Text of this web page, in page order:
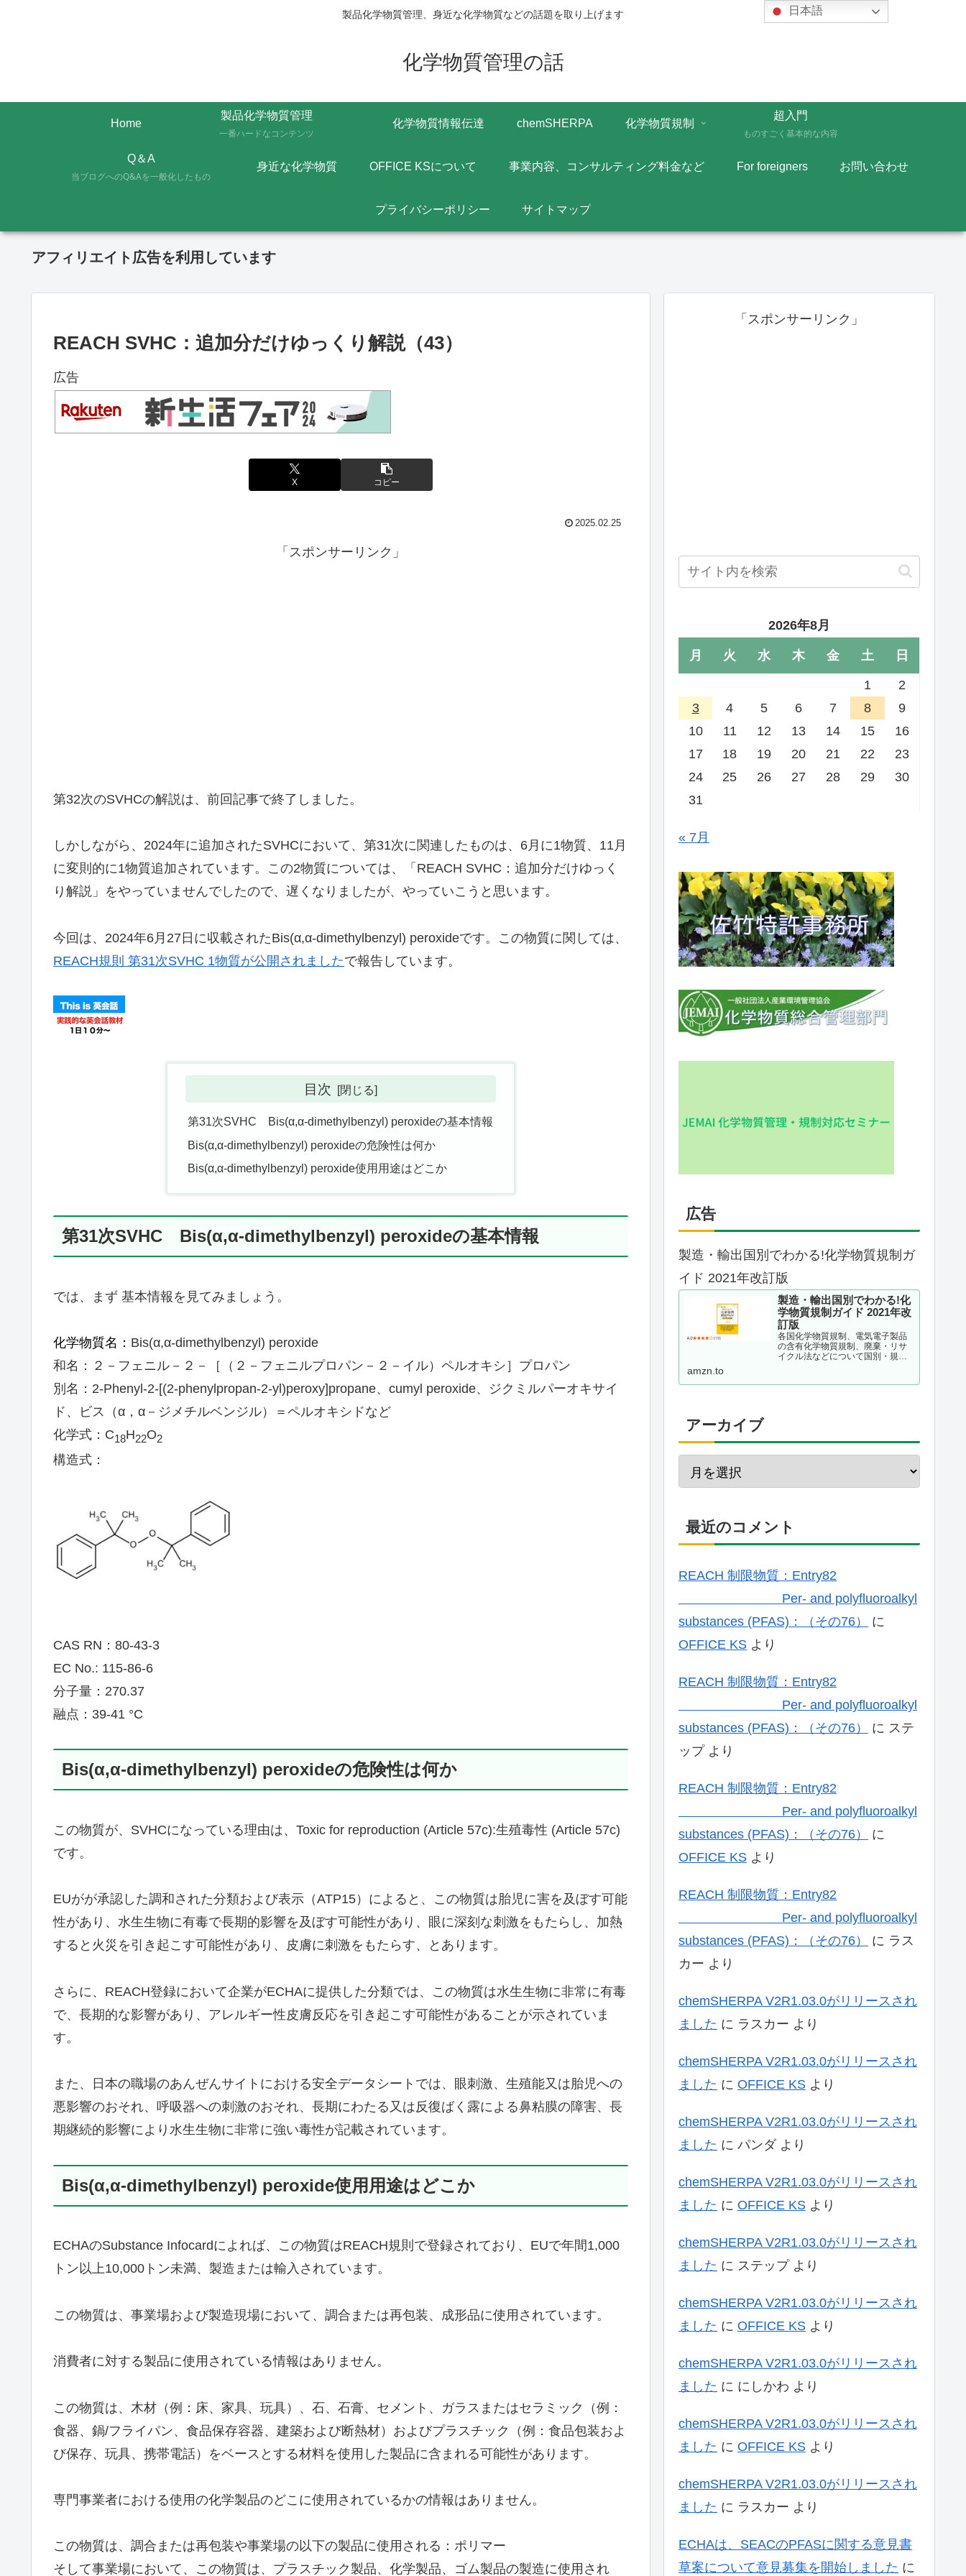
製品化学物質管理、身近な化学物質などの話題を取り上げます
化学物質管理の話
Home
製品化学物質管理
一番ハードなコンテンツ
化学物質情報伝達 chemSHERPA 化学物質規制
超入門
ものすごく基本的な内容
Q＆A
当ブログへのQ&Aを一般化したもの
身近な化学物質 OFFICE KSについて 事業内容、コンサルティング料金など For foreigners お問い合わせ
プライバシーポリシー サイトマップ
アフィリエイト広告を利用しています
REACH SVHC：追加分だけゆっくり解説（43）
広告
X コピー
2025.02.25
「スポンサーリンク」
第32次のSVHCの解説は、前回記事で終了しました。
しかしながら、2024年に追加されたSVHCにおいて、第31次に関連したものは、6月に1物質、11月
に変則的に1物質追加されています。この2物質については、「REACH SVHC：追加分だけゆっく
り解説」をやっていませんでしたので、遅くなりましたが、やっていこうと思います。
今回は、2024年6月27日に収載されたBis(α,α-dimethylbenzyl) peroxideです。この物質に関しては、
REACH規則 第31次SVHC 1物質が公開されましたで報告しています。
目次
第31次SVHC Bis(α,α-dimethylbenzyl) peroxideの基本情報
Bis(α,α-dimethylbenzyl) peroxideの危険性は何か
Bis(α,α-dimethylbenzyl) peroxide使用用途はどこか
第31次SVHC Bis(α,α-dimethylbenzyl) peroxideの基本情報
では、まず 基本情報を見てみましょう。
化学物質名： Bis(α,α-dimethylbenzyl) peroxide
和名：２－フェニル－２－［（２－フェニルプロパン－２－イル）ペルオキシ］プロパン
別名：2-Phenyl-2-[(2-phenylpropan-2-yl)peroxy]propane、cumyl peroxide、ジクミルパーオキサイ
ド、ビス（α，α－ジメチルベンジル）＝ペルオキシドなど
化学式：C18H22O2
構造式：
CAS RN：80-43-3
EC No.: 115-86-6
分子量：270.37
融点：39-41 °C
Bis(α,α-dimethylbenzyl) peroxideの危険性は何か
この物質が、SVHCになっている理由は、Toxic for reproduction (Article 57c):生殖毒性 (Article 57c)
です。
EUがが承認した調和された分類および表示（ATP15）によると、この物質は胎児に害を及ぼす可能
性があり、水生生物に有毒で長期的影響を及ぼす可能性があり、眼に深刻な刺激をもたらし、加熱
すると火災を引き起こす可能性があり、皮膚に刺激をもたらす、とあります。
さらに、REACH登録において企業がECHAに提供した分類では、この物質は水生生物に非常に有毒
で、長期的な影響があり、アレルギー性皮膚反応を引き起こす可能性があることが示されていま
す。
また、日本の職場のあんぜんサイトにおける安全データシートでは、眼刺激、生殖能又は胎児への
悪影響のおそれ、呼吸器への刺激のおそれ、長期にわたる又は反復ばく露による鼻粘膜の障害、長
期継続的影響により水生生物に非常に強い毒性が記載されています。
Bis(α,α-dimethylbenzyl) peroxide使用用途はどこか
ECHAのSubstance Infocardによれば、この物質はREACH規則で登録されており、EUで年間1,000
トン以上10,000トン未満、製造または輸入されています。
この物質は、事業場および製造現場において、調合または再包装、成形品に使用されています。
消費者に対する製品に使用されている情報はありません。
この物質は、木材（例：床、家具、玩具）、石、石膏、セメント、ガラスまたはセラミック（例：
食器、鍋/フライパン、食品保存容器、建築および断熱材）およびプラスチック（例：食品包装およ
び保存、玩具、携帯電話）をベースとする材料を使用した製品に含まれる可能性があります。
専門事業者における使用の化学製品のどこに使用されているかの情報はありません。
この物質は、調合または再包装や事業場の以下の製品に使用される：ポリマー
そして事業場において、この物質は、プラスチック製品、化学製品、ゴム製品の製造に使用され
「スポンサーリンク」
2026年8月
月 火 水 木 金 土 日
1
2
3
4 5 6 7 8
9
10
11 12 13 14 15
16
17
18 19 20 21 22
23
24
25 26 27 28 29
30
31
« 7月
広告
製造・輸出国別でわかる!化学物質規制ガ
イド 2021年改訂版
製造・輸出国別でわかる!化
学物質規制ガイド 2021年改
訂版
各国化学物質規制、電気電子製品
の含有化学物質規制、廃棄・リサ
イクル法などについて国別・規制
ている疑問をQ&A形式で事例掲載
amzn.to
アーカイブ
最近のコメント
REACH 制限物質：Entry82
Per- and polyfluoroalkyl
substances (PFAS)：（その76）
に
OFFICE KS より
REACH 制限物質：Entry82
Per- and polyfluoroalkyl
substances (PFAS)：（その76）
に ステ
ップより
REACH 制限物質：Entry82
Per- and polyfluoroalkyl
substances (PFAS)：（その76）
に
OFFICE KS より
REACH 制限物質：Entry82
Per- and polyfluoroalkyl
substances (PFAS)：（その76）
に ラス
カー より
chemSHERPA V2R1.03.0がリリースされ
ました に ラスカー より
chemSHERPA V2R1.03.0がリリースされ
ました に OFFICE KS より
chemSHERPA V2R1.03.0がリリースされ
ました に パンダ より
chemSHERPA V2R1.03.0がリリースされ
ました に OFFICE KS より
chemSHERPA V2R1.03.0がリリースされ
ました に ステップより
chemSHERPA V2R1.03.0がリリースされ
ました に OFFICE KS より
chemSHERPA V2R1.03.0がリリースされ
ました に にしかわ より
chemSHERPA V2R1.03.0がリリースされ
ました に OFFICE KS より
chemSHERPA V2R1.03.0がリリースされ
ました に ラスカー より
ECHAは、SEACのPFASに関する意見書
草案について意見募集を開始しました に
日本語